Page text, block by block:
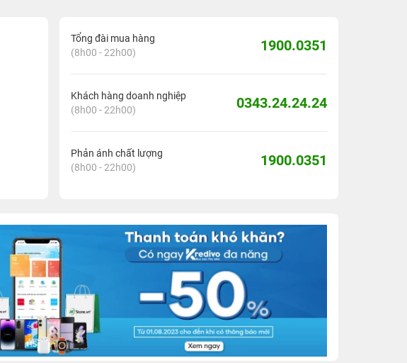
Tổng đài mua hàng
(8h00 - 22h00)
1900.0351
Khách hàng doanh nghiệp
(8h00 - 22h00)
0343.24.24.24
Phản ánh chất lượng
(8h00 - 22h00)
1900.0351